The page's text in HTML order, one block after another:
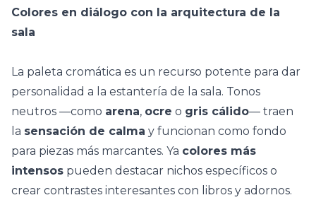
Colores en diálogo con la arquitectura de la
sala
La paleta cromática es un recurso potente para dar
personalidad a la estantería de la sala. Tonos
neutros —como arena, ocre o gris cálido— traen
la sensación de calma y funcionan como fondo
para piezas más marcantes. Ya colores más
intensos pueden destacar nichos específicos o
crear contrastes interesantes con libros y adornos.